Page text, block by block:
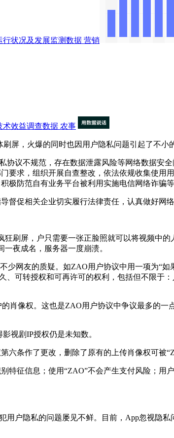
行状况及发展监测数据 营销
术效益调查数据 农事
，火爆的同时也因用户隐私问题引起了不小的
议不规范，存在数据泄露风险等网络数据安
要求，组织开展自查整改，依法依规收集使用
极防范自有业务平台被利用实施电信网络诈骗等
促相关企业切实履行法律责任，认真做好网
刷屏，户只需要一张正脸照就可以将视频中
夜成名，服务器一度崩溃。
网友的质疑。如ZAO用户协议中用一项为“如
、可转授权和可再许可的权利，包括但不限于
像权。这也是ZAO用户协议中争议最多的一
视剧IP授权仍是未知数。
条作了更改，删除了原有的上传肖像权可被
征信息；使用“ZAO”不会产生支付风险；用
户隐私的问题屡见不鲜。目前，App忽视隐私